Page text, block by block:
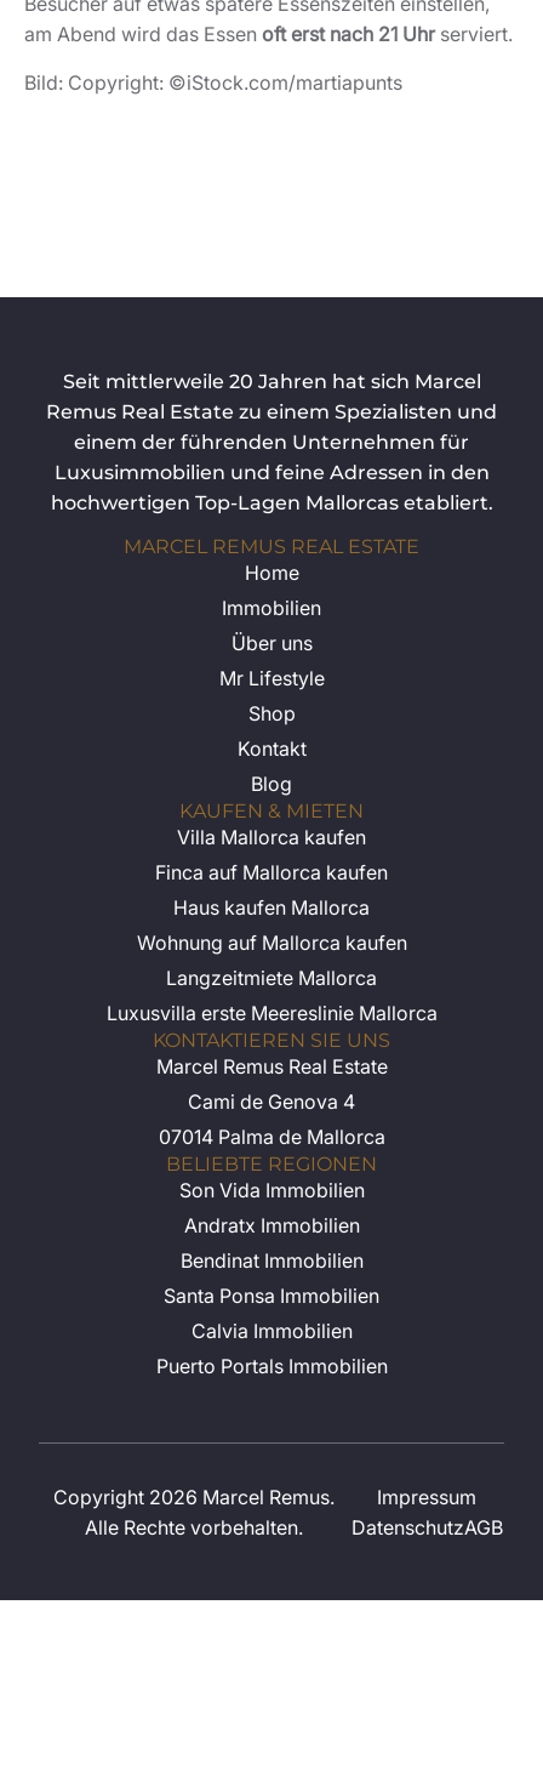
am Abend wird das Essen oft erst nach 21 Uhrserviert.
Bild: Copyright: ©iStock.com/martiapunts
Seit mittlerweile 20 Jahren hat sich Marcel
Remus Real Estate zu einem Spezialisten und
einem der führenden Unternehmen für
Luxusimmobilien und feine Adressen in den
hochwertigen Top-Lagen Mallorcas etabliert.
MARCEL REMUS REAL ESTATE
Home
Immobilien
Über uns
Mr Lifestyle
Shop
Kontakt
Blog
KAUFEN & MIETEN
Villa Mallorca kaufen
Finca auf Mallorca kaufen
Haus kaufen Mallorca
Wohnung auf Mallorca kaufen
Langzeitmiete Mallorca
Luxusvilla erste Meereslinie Mallorca
KONTAKTIEREN SIE UNS
Marcel Remus Real Estate
Cami de Genova 4
07014 Palma de Mallorca
BELIEBTE REGIONEN
Son Vida Immobilien
Andratx Immobilien
Bendinat Immobilien
Santa Ponsa Immobilien
Calvia Immobilien
Puerto Portals Immobilien
Copyright 2026 Marcel Remus.
Alle Rechte vorbehalten.
Impressum
DatenschutzAGB